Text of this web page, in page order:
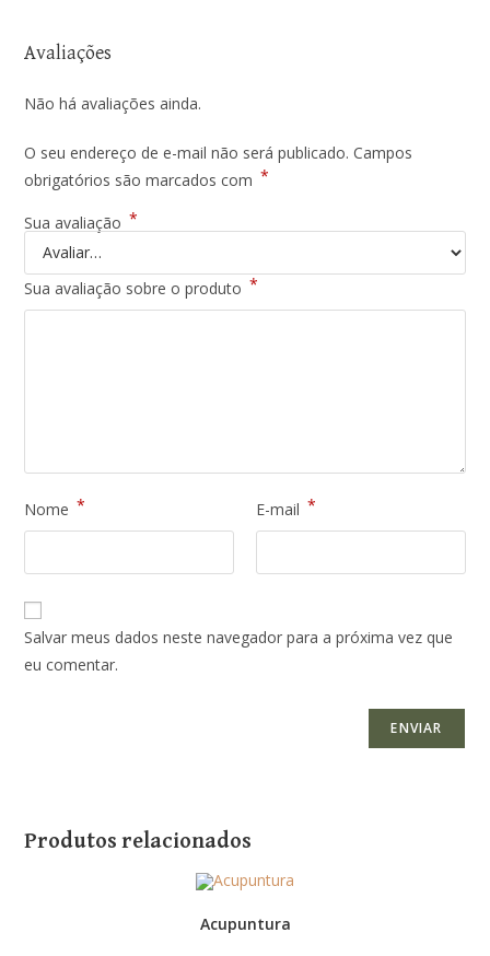
Avaliações
Não há avaliações ainda.
O seu endereço de e-mail não será publicado. Campos
obrigatórios são marcados com *
Sua avaliação *
Sua avaliação sobre o produto *
Nome * E-mail *
Salvar meus dados neste navegador para a próxima vez que
eu comentar.
Produtos relacionados
Acupuntura